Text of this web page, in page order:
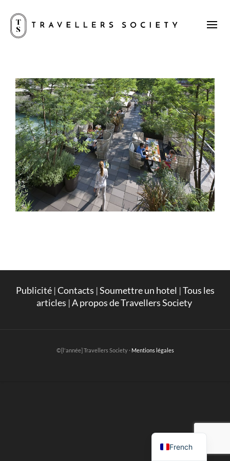
Publicité|Contacts |Soumettre un hotel |Tous les
articles |A propos de Travellers Society
©[l'année] Travellers Society · Mentions légales
French